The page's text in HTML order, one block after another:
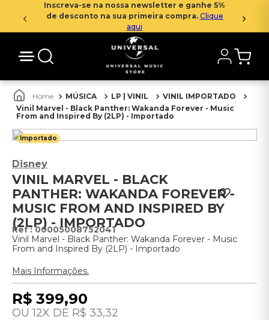
Inscreva-se na nossa newsletter e ganhe 5%
de desconto na sua primeira compra. Clique
aqui
MÚSICA LP | VINIL
VINIL IMPORTADO
Vinil Marvel - Black Panther: Wakanda Forever - Music
From and Inspired By (2LP) - Importado
Importado
Disney
VINIL MARVEL - BLACK
PANTHER: WAKANDA FOREVER -
MUSIC FROM AND INSPIRED BY
(2LP) - IMPORTADO
:00005008752041
Vinil Marvel - Black Panther: Wakanda Forever - Music
From and Inspired By (2LP) - Importado
Mais Informações.
R$ 399,90
12 R$ 33,32